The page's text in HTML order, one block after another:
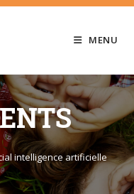
MENU
intelligence artificielle